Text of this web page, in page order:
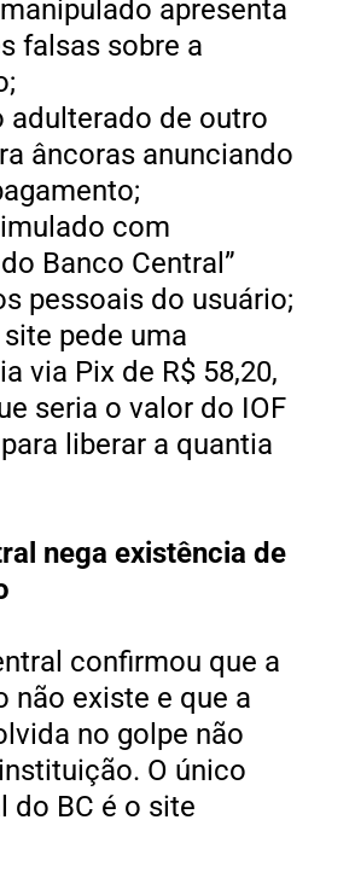
apresenta
falsas sobre a
adulterado de outro
âncoras anunciando
com
Banco Central”
pessoais do usuário;
site pede uma
via Pix de R$ 58,20,
seria o valor do IOF
liberar a quantia
nega existência de
confirmou que a
não existe e que a
no golpe não
O único
do BC é o site